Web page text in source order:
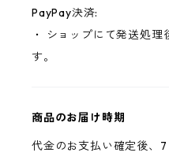
PayPay決済:
・ ショップにて発送処
す。
商品のお届け時期
代金のお支払い確定後、7